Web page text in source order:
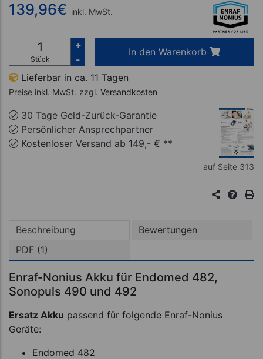
139,96€ inkl. MwSt.
Stück
+
-
In den Warenkorb
Lieferbar in ca. 11 Tagen
Preise inkl. MwSt. zzgl. Versandkosten
30 Tage Geld-Zurück-Garantie
Persönlicher Ansprechpartner
Kostenloser Versand ab 149,- € **
auf Seite 313
Beschreibung
Bewertungen
PDF (1)
Enraf-Nonius Akku für Endomed 482,
Sonopuls 490 und 492
Ersatz Akku passend für folgende Enraf-Nonius
Geräte:
Endomed 482